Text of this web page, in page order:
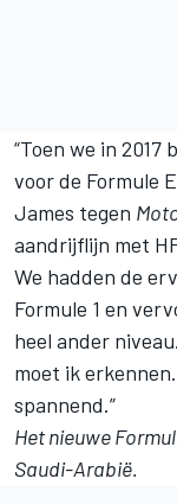
“Toen we in
voor de Formule
James tegen
aandrijflijn met
We hadden de
Formule 1 en
heel ander
moet ik
spannend.”
Het nieuwe
Saudi-Arabië.